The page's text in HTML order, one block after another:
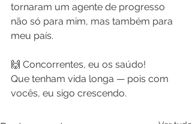
tornaram um agente de progresso
não só para mim, mas também para
meu país.
🙌 Concorrentes, eu os saúdo!
Que tenham vida longa — pois com
vocês, eu sigo crescendo.